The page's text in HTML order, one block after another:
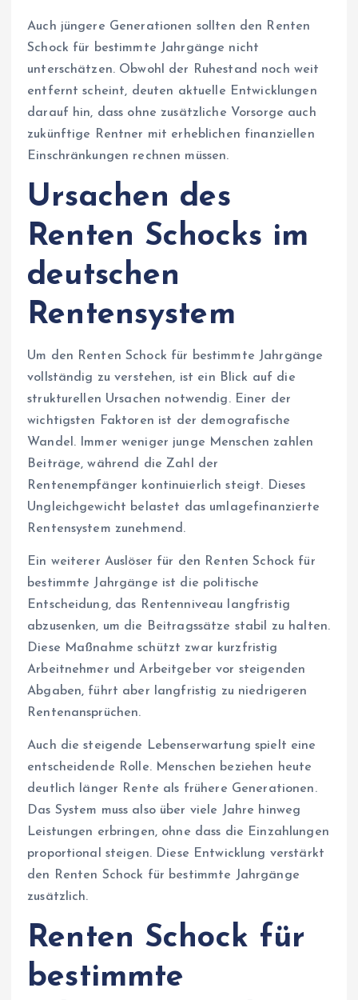
Auch jüngere Generationen sollten den Renten
Schock für bestimmte Jahrgänge nicht
unterschätzen. Obwohl der Ruhestand noch weit
entfernt scheint, deuten aktuelle Entwicklungen
darauf hin, dass ohne zusätzliche Vorsorge auch
zukünftige Rentner mit erheblichen finanziellen
Einschränkungen rechnen müssen.
Ursachen des
Renten Schocks im
deutschen
Rentensystem
Um den Renten Schock für bestimmte Jahrgänge
vollständig zu verstehen, ist ein Blick auf die
strukturellen Ursachen notwendig. Einer der
wichtigsten Faktoren ist der demografische
Wandel. Immer weniger junge Menschen zahlen
Beiträge, während die Zahl der
Rentenempfänger kontinuierlich steigt. Dieses
Ungleichgewicht belastet das umlagefinanzierte
Rentensystem zunehmend.
Ein weiterer Auslöser für den Renten Schock für
bestimmte Jahrgänge ist die politische
Entscheidung, das Rentenniveau langfristig
abzusenken, um die Beitragssätze stabil zu halten.
Diese Maßnahme schützt zwar kurzfristig
Arbeitnehmer und Arbeitgeber vor steigenden
Abgaben, führt aber langfristig zu niedrigeren
Rentenansprüchen.
Auch die steigende Lebenserwartung spielt eine
entscheidende Rolle. Menschen beziehen heute
deutlich länger Rente als frühere Generationen.
Das System muss also über viele Jahre hinweg
Leistungen erbringen, ohne dass die Einzahlungen
proportional steigen. Diese Entwicklung verstärkt
den Renten Schock für bestimmte Jahrgänge
zusätzlich.
Renten Schock für
bestimmte